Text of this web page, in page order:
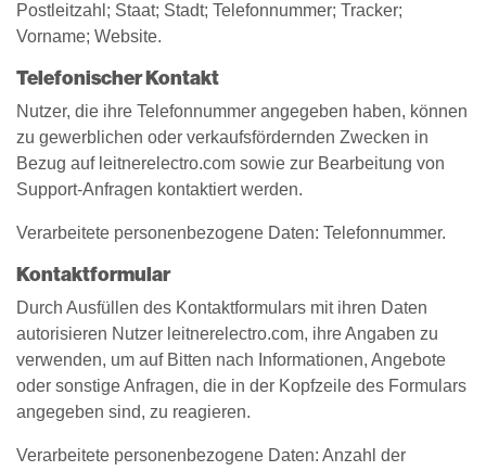
Postleitzahl; Staat; Stadt; Telefonnummer; Tracker;
Vorname; Website.
Telefonischer Kontakt
Nutzer, die ihre Telefonnummer angegeben haben, können
zu gewerblichen oder verkaufsfördernden Zwecken in
Bezug auf leitnerelectro.com sowie zur Bearbeitung von
Support-Anfragen kontaktiert werden.
Verarbeitete personenbezogene Daten: Telefonnummer.
Kontaktformular
Durch Ausfüllen des Kontaktformulars mit ihren Daten
autorisieren Nutzer leitnerelectro.com, ihre Angaben zu
verwenden, um auf Bitten nach Informationen, Angebote
oder sonstige Anfragen, die in der Kopfzeile des Formulars
angegeben sind, zu reagieren.
Verarbeitete personenbezogene Daten: Anzahl der